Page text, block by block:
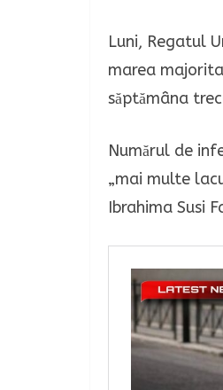
Luni, Regatul
marea
săptămâna
Numărul de
„mai multe
Ibrahima Susi